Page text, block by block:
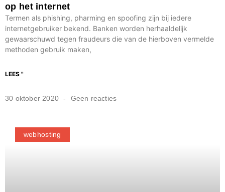
op het internet
Termen als phishing, pharming en spoofing zijn bij iedere
internetgebruiker bekend. Banken worden herhaaldelijk
gewaarschuwd tegen fraudeurs die van de hierboven vermelde
methoden gebruik maken,
LEES "
30 oktober 2020 Geen reacties
webhosting